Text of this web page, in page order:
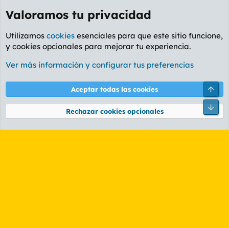
Etiquetas
Cookies
PL OLDSTYLE AMARILLO
Términos y reglas Política de privacidad Ayuda
Community platform by XenForo® © 2010-2026 XenForo Ltd.
Valoramos tu privacidad
Utilizamos cookies esenciales para que este sitio funcione,
y cookies opcionales para mejorar tu experiencia.
Ver más información y configurar tus preferencias
Aceptar todas las cookies
Rechazar cookies opcionales
Pie